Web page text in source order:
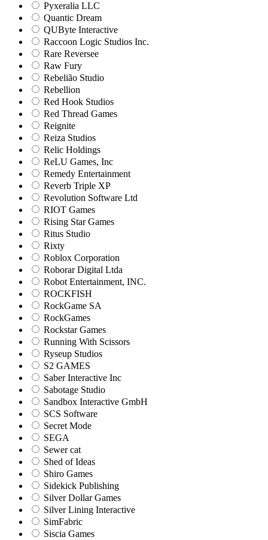
Pyxeralia LLC
Quantic Dream
QUByte Interactive
Raccoon Logic Studios Inc.
Rare Reversee
Raw Fury
Rebelião Studio
Rebellion
Red Hook Studios
Red Thread Games
Reignite
Reiza Studios
Relic Holdings
ReLU Games, Inc
Remedy Entertainment
Reverb Triple XP
Revolution Software Ltd
RIOT Games
Rising Star Games
Ritus Studio
Rixty
Roblox Corporation
Roborar Digital Ltda
Robot Entertainment, INC.
ROCKFISH
RockGame SA
RockGames
Rockstar Games
Running With Scissors
Ryseup Studios
S2 GAMES
Saber Interactive Inc
Sabotage Studio
Sandbox Interactive GmbH
SCS Software
Secret Mode
SEGA
Sewer cat
Shed of Ideas
Shiro Games
Sidekick Publishing
Silver Dollar Games
Silver Lining Interactive
SimFabric
Siscia Games